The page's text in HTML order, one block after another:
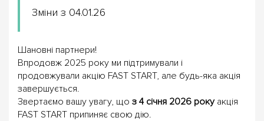
Зміни з 04.01.26
Шановні партнери!
Впродовж 2025 року ми підтримували і
продовжували акцію FAST START, але будь-яка акція
завершується.
Звертаємо вашу увагу, що з 4 січня 2026 рокуакція
FAST START припиняє свою дію.